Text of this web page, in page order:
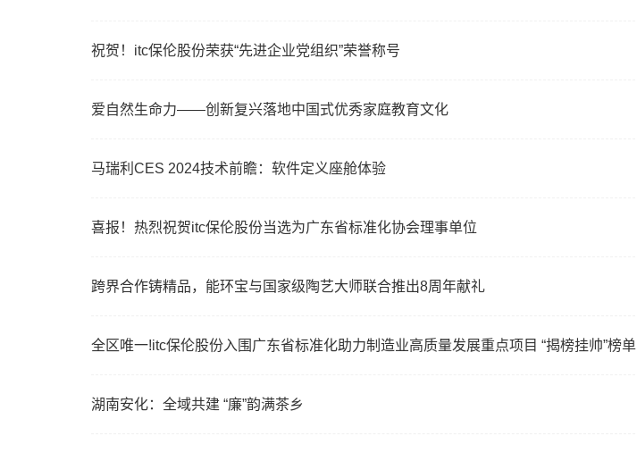
祝贺！itc保伦股份荣获“先进企业党组织”荣誉称号
爱自然生命力——创新复兴落地中国式优秀家庭教育文化
马瑞利CES 2024技术前瞻：软件定义座舱体验
喜报！热烈祝贺itc保伦股份当选为广东省标准化协会理事单位
跨界合作铸精品，能环宝与国家级陶艺大师联合推出8周年献礼
全区唯一!itc保伦股份入围广东省标准化助力制造业高质量发展重点项目 “揭榜挂帅”榜单
湖南安化：全域共建 “廉”韵满茶乡